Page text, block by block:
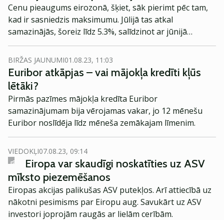
Cenu pieaugums eirozonā, šķiet, sāk pierimt pēc tam,
kad ir sasniedzis maksimumu. Jūlijā tas atkal
samazinājās, šoreiz līdz 5.3%, salīdzinot ar jūnijā
novēroto gada inflāciju 5.5% apmērā.
BIRŽAS JAUNUMI01.08.23, 11:03
Euribor atkāpjas – vai mājokļa kredīti kļūs
lētāki?
Pirmās pazīmes mājokļa kredīta Euribor
samazinājumam bija vērojamas vakar, jo 12 mēnešu
Euribor noslīdēja līdz mēneša zemākajam līmenim.
VIEDOKĻI07.08.23, 09:14
Eiropa var skaudīgi noskatīties uz ASV
mīksto piezemēšanos
Eiropas akcijas palikušas ASV putekļos. Arī attiecībā uz
nākotni pesimisms par Eiropu aug. Savukārt uz ASV
investori joprojām raugās ar lielām cerībām.